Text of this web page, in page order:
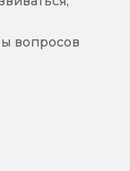
вопросов